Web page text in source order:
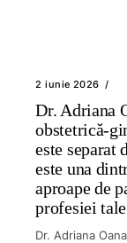
2 iunie 2026
Dr. Adriana
obstetrică-
este separat
este una
aproape de
profesiei
Dr. Adriana